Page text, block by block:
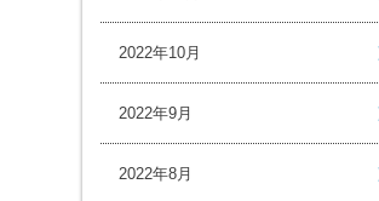
2022年10月
2022年9月
2022年8月